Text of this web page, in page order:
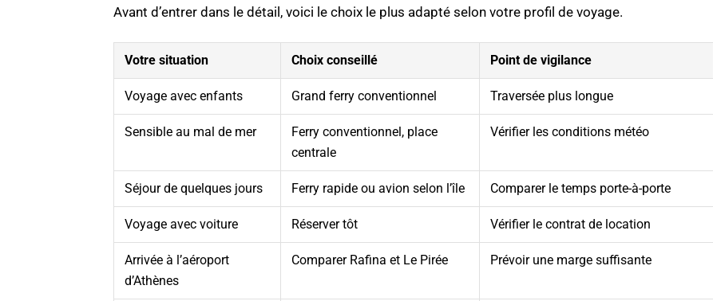
Avant d’entrer dans le détail, voici le choix le plus adapté selon votre profil de voyage.
Votre situation Choix conseillé Point de vigilance
Voyage avec enfants Grand ferry conventionnel Traversée plus longue
Sensible au mal de mer
Ferry conventionnel, place
centrale
Vérifier les conditions météo
Séjour de quelques jours Ferry rapide ou avion selon l’île Comparer le temps porte-à-porte
Voyage avec voiture Réserver tôt Vérifier le contrat de location
Arrivée à l’aéroport
d’Athènes
Comparer Rafina et Le Pirée Prévoir une marge suffisante